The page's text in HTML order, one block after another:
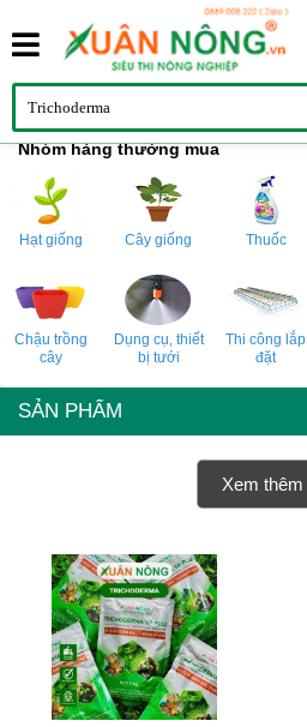
Nhóm hàng thường mua
Hạt giống Cây giống Thuốc
Chậu trồng
cây
Dụng cụ, thiết
bị tưới
Thi công lắp
đặt
SẢN PHẨM
Xem thêm